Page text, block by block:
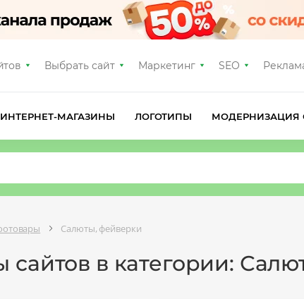
Выбрать сайт Маркетинг SEO
МАГАЗИНЫ ЛОГОТИПЫ МОДЕРНИЗАЦИЯ
Салюты, фейверки
сайтов в категории: